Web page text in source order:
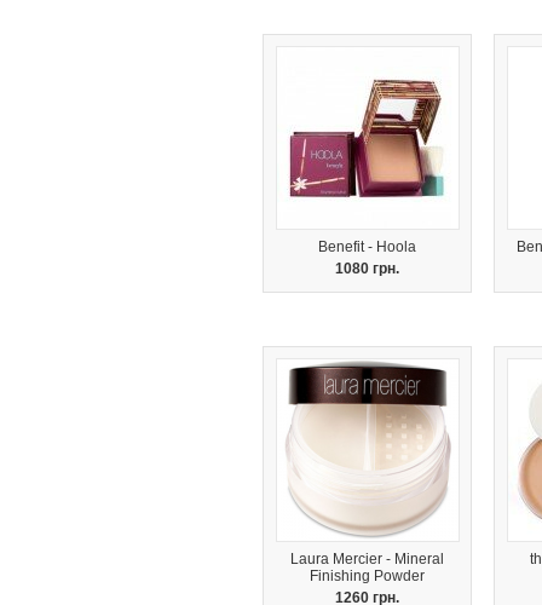
Benefit - Hoola
1080 грн.
Laura Mercier - Mineral
Finishing Powder
1260 грн.